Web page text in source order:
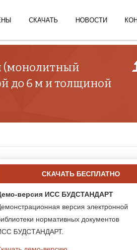
СКАЧАТЬ НОВОСТИ
(монолитный
до 6 м и толщиной
СКАЧАТЬ БЕСПЛАТНО
версия ИСС БУДСТАНДАРТ
версия электронной
нормативных документов
БУДСТАНДАРТ.